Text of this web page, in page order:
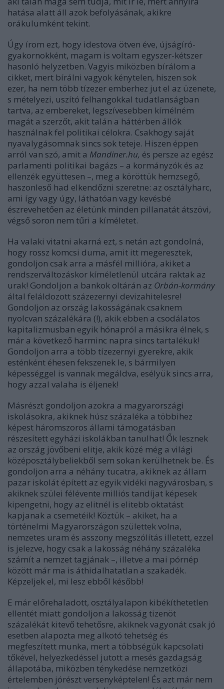
hatása alatt áll azok befolyásának, akikre
orákulumként tekint.
Úgy írom ezt, hogy idestova ötven éve, újságíró-
gyakornokként, magam is voltam egyszer-kétszer
hasonló helyzetben. Vagyis miközben bírálom a
cikket, mert bírálni vagyok kénytelen, hiszen sok
ezer, ha nem több tízezer emberhez jut el az üzenete,
s mételyezi, uszító felhangokkal tudatlanságban
tartva, az embereket, legszívesebben kímélném
magát a szerzőt, akit talán a háttérben állók
használnak fel politikai célokra. Csakhogy saját
nyavalygásomnak sincs sok teteje. Hiszen éppen
arról van szó, amit a Mandiner.hu, és persze az egész
parlamenti politikai bagázs – a kormányzók és az
ellenzék együttesen –, meg a köröttük hemzsegő,
haszonleső had elkendőzni szeretne: az osztályharc,
ami így vagy úgy, láthatóan vagy kevésbé
észrevehetően az életünk minden pillanatát átszövi,
végső soron nem tűri a kíméletet.
Ha valaki vitatni akarná ezt, s netán azt gondolná,
hogy rossz komcsi duma, amit itt megeresztek,
gondoljon csak arra a másfél millióra, akiket a
rendszerváltozáskor kíméletlenül utcára raktak az
urak! Gondoljon a bankok oltárán az Orbán-kormány
által feláldozott százezernyi devizahitelesre!
Gondoljon az ország lakosságának csaknem
nyolcvan százalékára (!), akik ebben a csodálatos
kapitalizmusban egyik hónapról a másikra élnek, s
már a következő harminc napra sincs tartalékuk!
Gondoljon arra a több tízezernyi gyerekre, akik
esténként éhesen fekszenek le, s bármilyen
képességgel is vannak megáldva, esélyük sincs arra,
hogy azzal valaha is éljenek!
Másrészt gondoljon azokra a magyarországi
iskolásokra, akiknek húsz százaléka a többihez
képest háromszoros állami támogatásban
részesített egyházi iskolákban tanulhat! Ők lesznek
az ország jövőbeni elitje, akik közé még a világi
középosztálybeliekből sem sokan kerülhetnek be. És
gondoljon arra a néhány tucatra, akiknek az állam
pazar iskolát épített az egyik vidéki nagyvárosban, s
akiknek szülei félévente milliós tandíjat képesek
kipengetni, hogy az elitnél is elitebb oktatást
kapjanak a csemetéik! Köztük – akiket, ha a
történelmi Magyarországon születtek volna,
nemzetes uram és asszony megszólítás illetett, ezzel
is jelezve, hogy csak a lakosság néhány százaléka
számít a nemzet tagjának –, illetve a mai pórnép
között már ma is áthidalhatatlan a szakadék.
Képzeljek el, mi lesz ebből később!
E már előrehaladott, osztályalapon kibékíthetetlen
ellentét miatt gondoljon a lakosság tizenöt
százalékát kitevő tehetősre, akiknek vagyonát csak jó
esetben alapozta meg alkotó tehetség és
megfeszített munka, mert a többségük kapcsolati
tőkével, helyezkedéssel jutott a mesés gazdagság
állapotába, miközben ténykedése nemzetközi
értelemben jórészt versenyképtelen! És azt már nem